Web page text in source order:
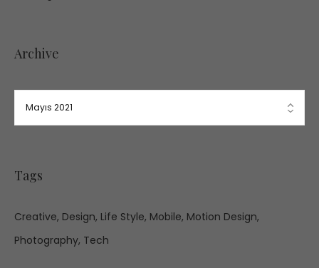
Archive
Tags
Creative Design Life Style Mobile Motion Design
Photography Tech